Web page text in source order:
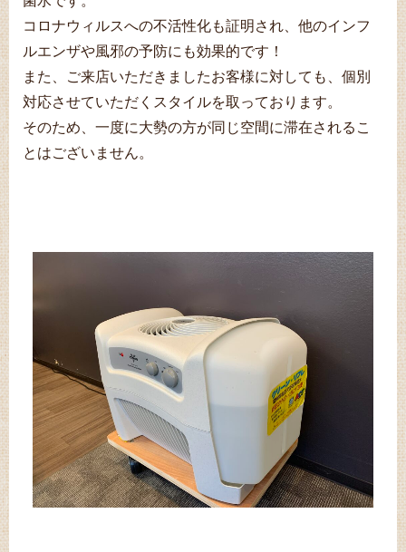
コロナウィルスへの不活性化も証明され、他のインフ
ルエンザや風邪の予防にも効果的です！
また、ご来店いただきましたお客様に対しても、個別
対応させていただくスタイルを取っております。
そのため、一度に大勢の方が同じ空間に滞在されるこ
とはございません。